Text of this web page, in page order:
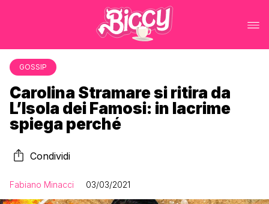
GOSSIP
Carolina Stramare si ritira da
L’Isola dei Famosi: in lacrime
spiega perché
Condividi
Fabiano Minacci 03/03/2021